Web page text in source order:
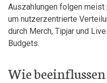
Auszahlungen folgen
⁤um nutzerzentrierte
durch Merch, Tipjar und
Budgets.
Wie